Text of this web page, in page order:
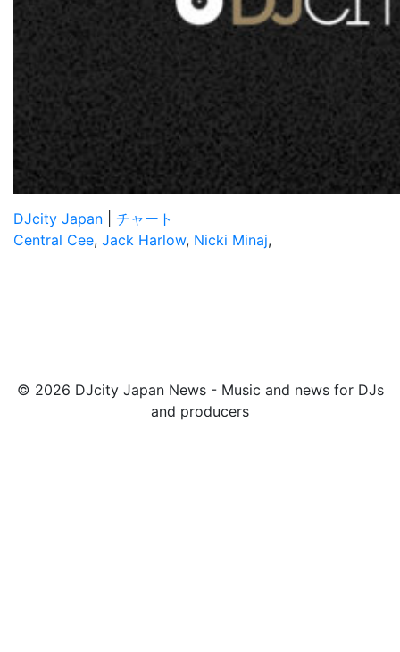
DJcity Japan
チャート
Central Cee, Jack Harlow, Nicki Minaj,
© 2026 DJcity Japan News - Music and news for DJs
and producers